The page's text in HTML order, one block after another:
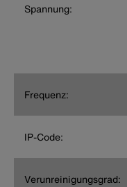
Spannung:
Frequenz:
IP-Code:
Verunreinigungsgrad: